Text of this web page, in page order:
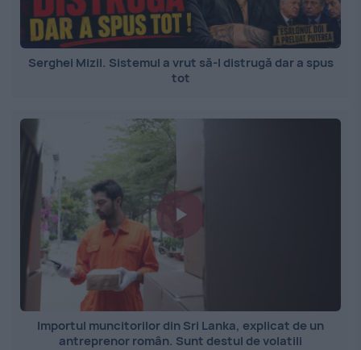
Serghei Mizil. Sistemul a vrut să-l distrugă dar a spus
tot
Importul muncitorilor din Sri Lanka, explicat de un
antreprenor român. Sunt destul de volatili